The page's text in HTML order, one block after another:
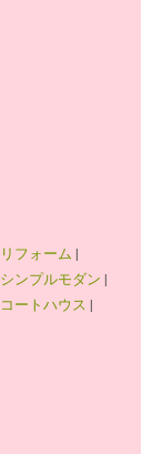
リフォーム |
シンプルモダン |
コートハウス |